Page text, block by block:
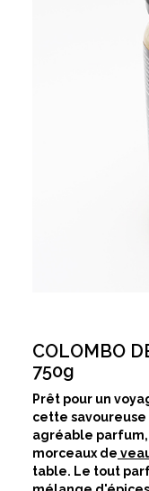
COLOMBO
750g
Prêt pour un
cette
agréable parfum,
morceaux de
table. Le tout